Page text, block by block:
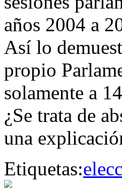
años 2004 a
Así lo
propio
solamente a
¿Se trata de
una
Etiquetas: